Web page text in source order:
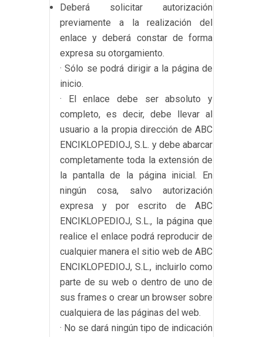
Deberá solicitar autorización
previamente a la realización del
enlace y deberá constar de forma
expresa su otorgamiento.
· Sólo se podrá dirigir a la página de
inicio.
· El enlace debe ser absoluto y
completo, es decir, debe llevar al
usuario a la propia dirección de ABC
ENCIKLOPEDIOJ, S.L. y debe abarcar
completamente toda la extensión de
la pantalla de la página inicial. En
ningún cosa, salvo autorización
expresa y por escrito de ABC
ENCIKLOPEDIOJ, S.L., la página que
realice el enlace podrá reproducir de
cualquier manera el sitio web de ABC
ENCIKLOPEDIOJ, S.L., incluirlo como
parte de su web o dentro de uno de
sus frames o crear un browser sobre
cualquiera de las páginas del web.
· No se dará ningún tipo de indicación